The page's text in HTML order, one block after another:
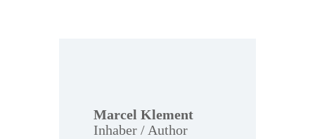
Marcel Klement
Inhaber / Author